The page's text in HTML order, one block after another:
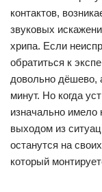
контактов,
звуковых
хрипа. Если
обратиться к
довольно дёшево,
минут. Но когда
изначально
выходом из
останутся на
который